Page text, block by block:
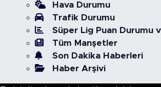
Hava Durumu
Trafik Durumu
Süper Lig Puan Durumu
Tüm Manşetler
Son Dakika Haberleri
Haber Arşivi